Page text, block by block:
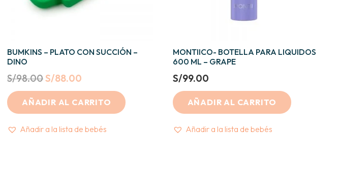
BUMKINS – PLATO CON SUCCIÓN –
DINO
S/98.00Original
price
was:
S/98.00.
S/88.00
price
is:
S/88.00.
AÑADIR AL CARRITO
Añadir a la lista de bebés
MONTIICO- BOTELLA PARA LIQUIDOS
600 ML – GRAPE
S/99.00
AÑADIR AL CARRITO
Añadir a la lista de bebés